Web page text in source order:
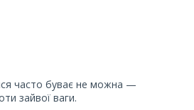
часто буває не можна —
зайвої ваги.